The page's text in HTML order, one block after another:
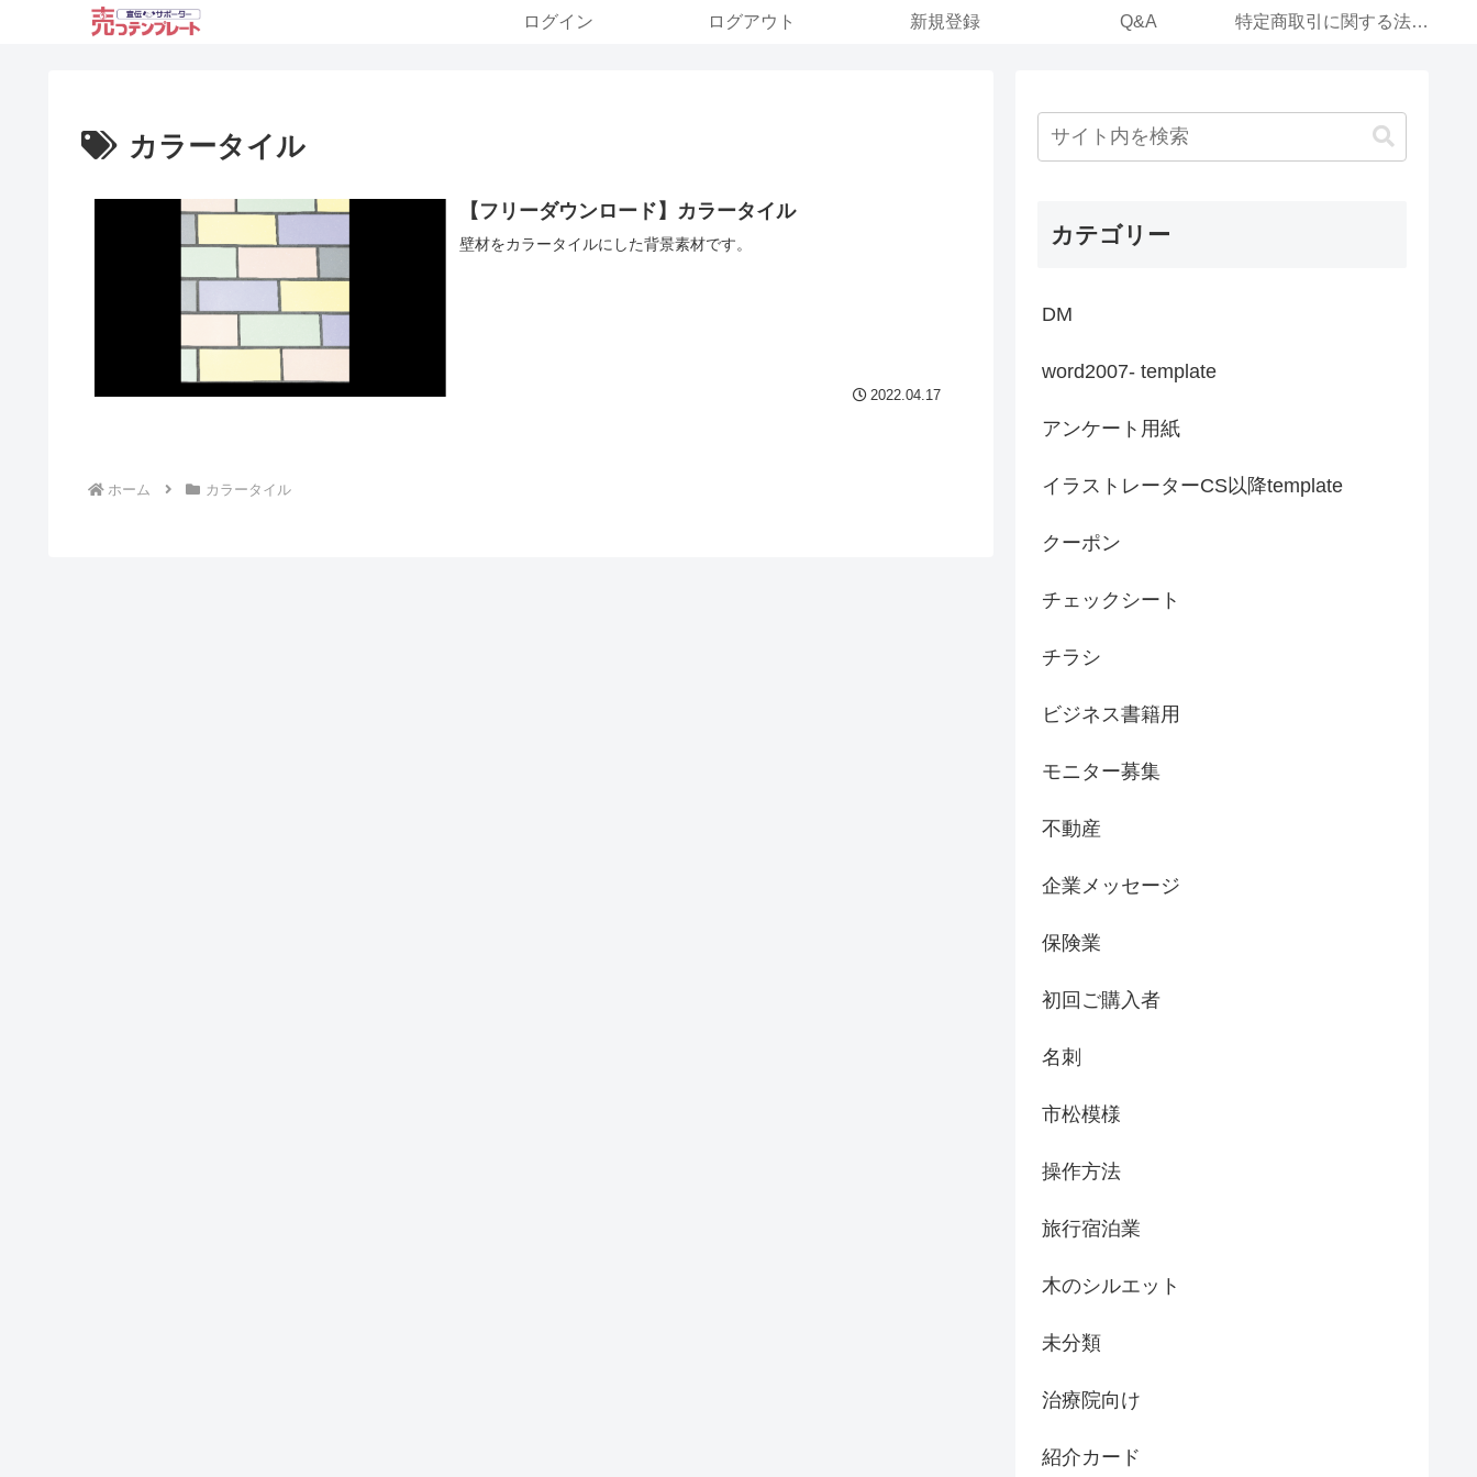
ログイン ログアウト 新規登録 Q&A 特定商取引に関する法律に基づく表記（運営事業体）
カラータイル
【フリーダウンロード】カラータイル
壁材をカラータイルにした背景素材です。
2022.04.17
ホーム カラータイル
カテゴリー
DM
word2007- template
アンケート用紙
イラストレーターCS以降template
クーポン
チェックシート
チラシ
ビジネス書籍用
モニター募集
不動産
企業メッセージ
保険業
初回ご購入者
名刺
市松模様
操作方法
旅行宿泊業
木のシルエット
未分類
治療院向け
紹介カード